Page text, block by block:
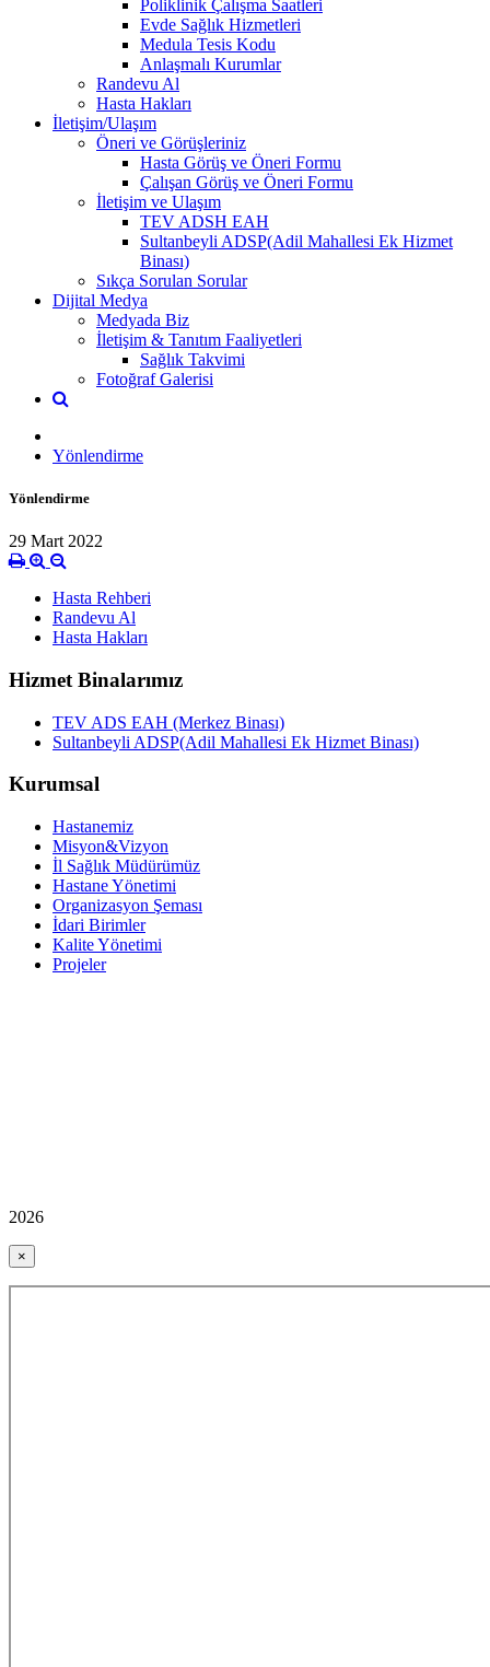
Poliklinik Çalışma Saatleri
Evde Sağlık Hizmetleri
Medula Tesis Kodu
Anlaşmalı Kurumlar
Randevu Al
Hasta Hakları
İletişim/Ulaşım
Öneri ve Görüşleriniz
Hasta Görüş ve Öneri Formu
Çalışan Görüş ve Öneri Formu
İletişim ve Ulaşım
TEV ADSH EAH
Sultanbeyli ADSP(Adil Mahallesi Ek Hizmet
Binası)
Sıkça Sorulan Sorular
Dijital Medya
Medyada Biz
İletişim & Tanıtım Faaliyetleri
Sağlık Takvimi
Fotoğraf Galerisi
Yönlendirme
Yönlendirme
29 Mart 2022
Hasta Rehberi
Randevu Al
Hasta Hakları
Hizmet Binalarımız
TEV ADS EAH (Merkez Binası)
Sultanbeyli ADSP(Adil Mahallesi Ek Hizmet Binası)
Kurumsal
Hastanemiz
Misyon&Vizyon
İl Sağlık Müdürümüz
Hastane Yönetimi
Organizasyon Şeması
İdari Birimler
Kalite Yönetimi
Projeler
2026
×